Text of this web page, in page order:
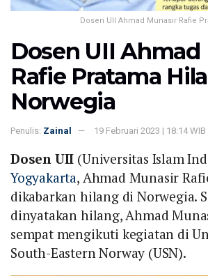
Dosen UII Ahmad Munasir Rafie
Dosen UII Ahmad
Rafie Pratama
Norwegia
Penulis: Zainal 19 Februari 2023 | 18:14 WIB
Dosen UII (Universitas Islam
Yogyakarta, Ahmad Munasir
dikabarkan hilang di Norwegia.
dinyatakan hilang, Ahmad
sempat mengikuti kegiatan di
South-Eastern Norway (USN).